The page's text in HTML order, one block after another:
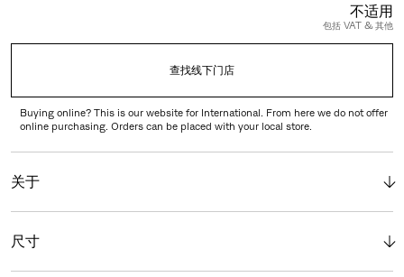
不适用
包括 VAT & 其他
查找线下门店
Buying online? This is our website for International. From here we do not offer
online purchasing. Orders can be placed with your local store.
关于
尺寸